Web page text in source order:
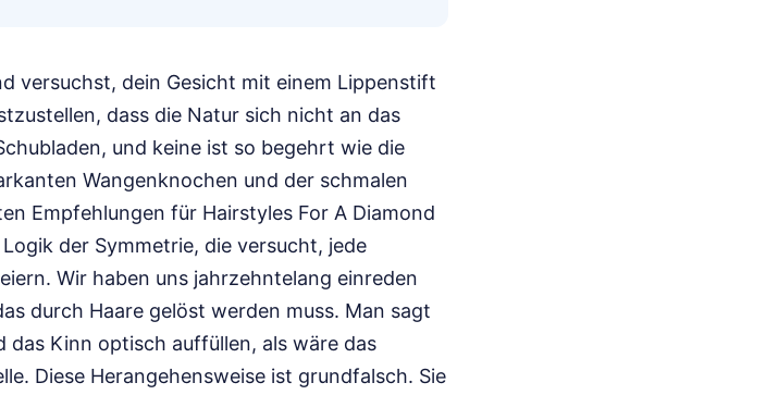
versuchst, dein Gesicht mit einem Lippenstift
dass die Natur sich nicht an das
und keine ist so begehrt wie die
Wangenknochen und der schmalen
Empfehlungen für Hairstyles For A Diamond
der Symmetrie, die versucht, jede
Wir haben uns jahrzehntelang einreden
durch Haare gelöst werden muss. Man sagt
Kinn optisch auffüllen, als wäre das
Diese Herangehensweise ist grundfalsch. Sie